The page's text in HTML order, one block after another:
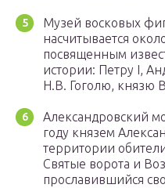
Музей восковых
насчитывается
посвященным
истории: Петру I,
Н.В. Гоголю, князю
Александровский
году князем
территории
Святые ворота и
прославившийся